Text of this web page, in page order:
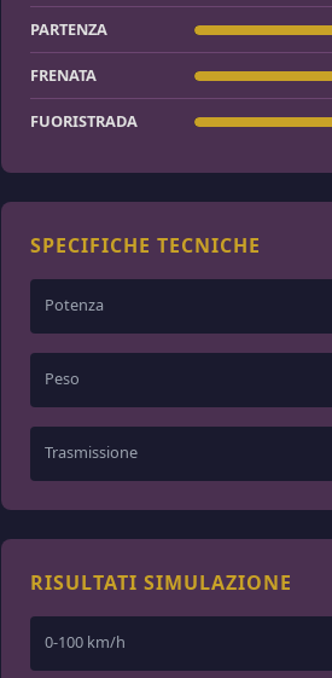
PARTENZA
FRENATA
FUORISTRADA
SPECIFICHE TECNICHE
Potenza
Peso
Trasmissione
RISULTATI SIMULAZIONE
0-100 km/h